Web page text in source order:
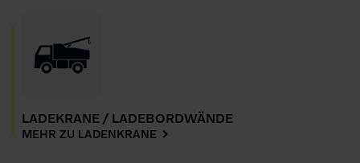
LADEKRANE / LADEBORDWÄNDE
MEHR ZU LADENKRANE